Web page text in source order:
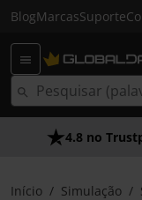
BlogMarcasSuporte
4.8 no
Início Simulação